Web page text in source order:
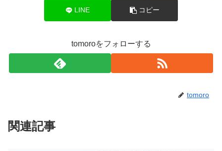
LINE コピー
tomoroをフォローする
tomoro
関連記事